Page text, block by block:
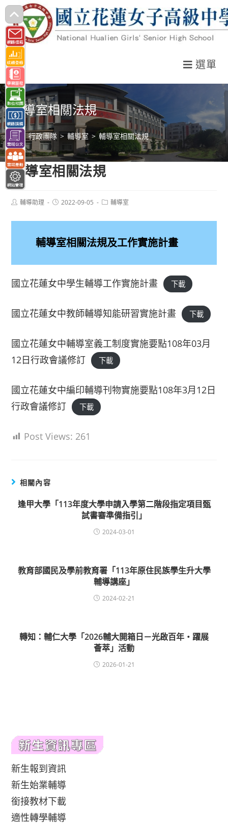
跳
轉
至
主
要
內
容
選單
輔導室相關法規
> 行政團隊 > 輔導室 > 輔導室相關法規
輔導室相關法規
Post輔導助理
Post2022-09-05
Post輔導室
輔導室相關法規及工作實施計畫
國立花蓮女中學生輔導工作實施計畫 下載
國立花蓮女中教師輔導知能研習實施計畫 下載
國立花蓮女中輔導室義工制度實施要點108年03月
12日行政會議修訂
下載
國立花蓮女中編印輔導刊物實施要點108年3月12日
行政會議修訂
下載
Post Views: 261
相關內容
逢甲大學「113年度大學申請入學第二階段指定項目甄
試書審準備指引」
2024-03-01
教育部國民及學前教育署「113年原住民族學生升大學
輔導講座」
2024-02-21
轉知：輔仁大學「2026輔大開箱日－光啟百年・躍展
薈萃」活動
2026-01-21
新生報到資訊
新生始業輔導
銜接教材下載
適性轉學輔導